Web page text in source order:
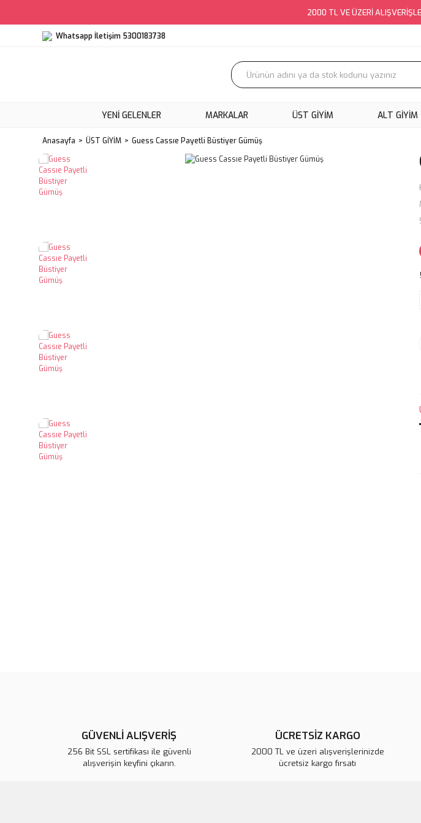
2000 TL VE ÜZERİ
Whatsapp İletişim 5300183738
YENI GELENLER MARKALAR ÜST GİYİM ALT GİYİM
Anasayfa ÜST GİYİM Guess Cassıe Payetli Büstiyer Gümüş
GÜVENLİ ALIŞVERİŞ
256 Bit SSL sertifikası ile güvenli
alışverişin keyfini çıkarın.
ÜCRETSİZ KARGO
2000 TL ve üzeri alışverişlerinizde
ücretsiz kargo fırsatı